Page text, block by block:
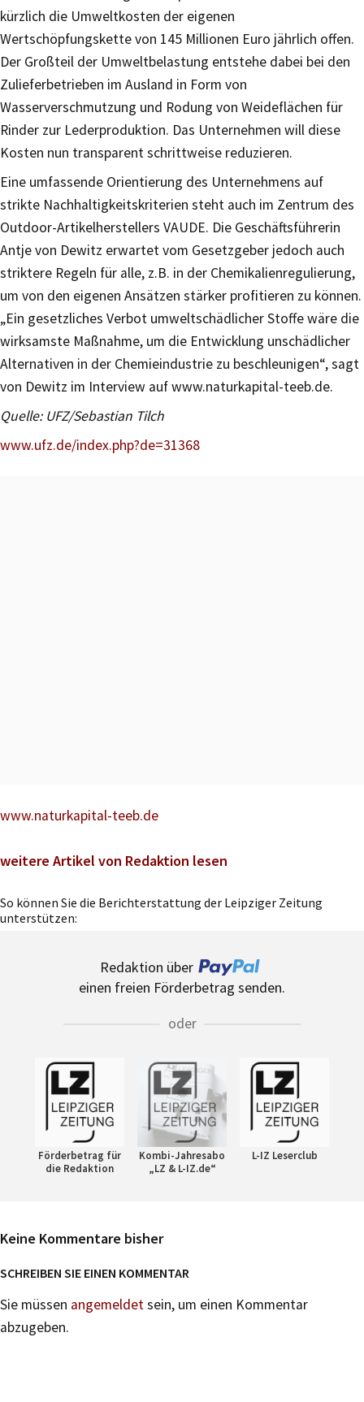
kürzlich die Umweltkosten der eigenen
Wertschöpfungskette von 145 Millionen Euro jährlich offen.
Der Großteil der Umweltbelastung entstehe dabei bei den
Zulieferbetrieben im Ausland in Form von
Wasserverschmutzung und Rodung von Weideflächen für
Rinder zur Lederproduktion. Das Unternehmen will diese
Kosten nun transparent schrittweise reduzieren.
Eine umfassende Orientierung des Unternehmens auf
strikte Nachhaltigkeitskriterien steht auch im Zentrum des
Outdoor-Artikelherstellers VAUDE. Die Geschäftsführerin
Antje von Dewitz erwartet vom Gesetzgeber jedoch auch
striktere Regeln für alle, z.B. in der Chemikalienregulierung,
um von den eigenen Ansätzen stärker profitieren zu können.
„Ein gesetzliches Verbot umweltschädlicher Stoffe wäre die
wirksamste Maßnahme, um die Entwicklung unschädlicher
Alternativen in der Chemieindustrie zu beschleunigen“, sagt
von Dewitz im Interview auf www.naturkapital-teeb.de.
Quelle: UFZ/Sebastian Tilch
www.ufz.de/index.php?de=31368
www.naturkapital-teeb.de
weitere Artikel von Redaktion lesen
So können Sie die Berichterstattung der Leipziger Zeitung
unterstützen:
Redaktion über
einen freien Förderbetrag senden.
oder
Förderbetrag für
die Redaktion
Kombi-Jahresabo
„LZ & L-IZ.de“
L-IZ Leserclub
Keine Kommentare bisher
SCHREIBEN SIE EINEN KOMMENTAR
Sie müssen angemeldetsein, um einen Kommentar
abzugeben.